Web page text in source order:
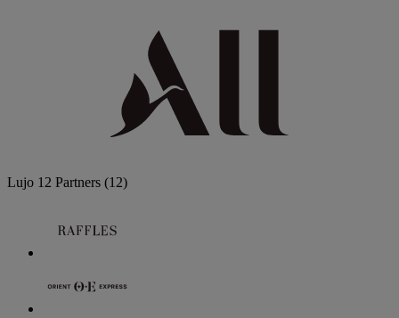
Lujo 12 Partners (12)